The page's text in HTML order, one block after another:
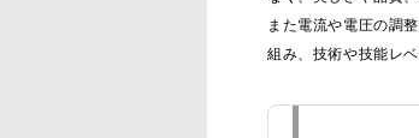
また電流や電圧の調
組み、技術や技能レ